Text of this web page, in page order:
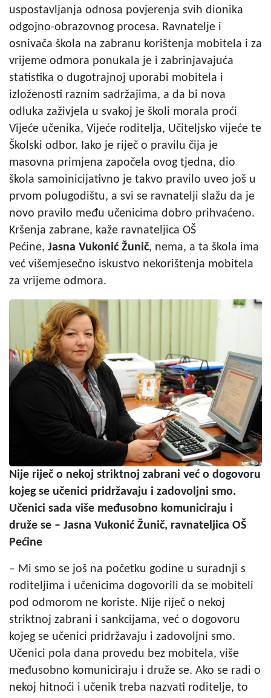
uspostavljanja odnosa povjerenja svih dionika
odgojno-obrazovnog procesa. Ravnatelje i
osnivača škola na zabranu korištenja mobitela i za
vrijeme odmora ponukala je i zabrinjavajuća
statistika o dugotrajnoj uporabi mobitela i
izloženosti raznim sadržajima, a da bi nova
odluka zaživjela u svakoj je školi morala proći
Vijeće učenika, Vijeće roditelja, Učiteljsko vijeće te
Školski odbor. Iako je riječ o pravilu čija je
masovna primjena započela ovog tjedna, dio
škola samoinicijativno je takvo pravilo uveo još u
prvom polugodištu, a svi se ravnatelji slažu da je
novo pravilo među učenicima dobro prihvaćeno.
Kršenja zabrane, kaže ravnateljica OŠ
Pećine, Jasna Vukonić Žunič, nema, a ta škola ima
već višemjesečno iskustvo nekorištenja mobitela
za vrijeme odmora.
Nije riječ o nekoj striktnoj zabrani već o dogovoru
kojeg se učenici pridržavaju i zadovoljni smo.
Učenici sada više međusobno komuniciraju i
druže se – Jasna Vukonić Žunič, ravnateljica OŠ
Pećine
– Mi smo se još na početku godine u suradnji s
roditeljima i učenicima dogovorili da se mobiteli
pod odmorom ne koriste. Nije riječ o nekoj
striktnoj zabrani i sankcijama, već o dogovoru
kojeg se učenici pridržavaju i zadovoljni smo.
Učenici pola dana provedu bez mobitela, više
međusobno komuniciraju i druže se. Ako se radi o
nekoj hitnoći i učenik treba nazvati roditelje, to